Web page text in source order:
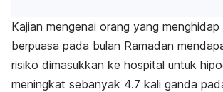
Kajian mengenai orang yang
berpuasa pada bulan Ramadan
risiko dimasukkan ke hospital untuk
meningkat sebanyak 4.7 kali ganda